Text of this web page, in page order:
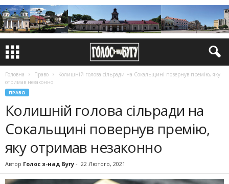
Головна Право
Колишній голова сільради на Сокальщині повернув премію, яку
отримав незаконно
ПРАВО
Колишній голова сільради на
Сокальщині повернув премію,
яку отримав незаконно
Автор Голос з-над Бугу - 22 Лютого, 2021